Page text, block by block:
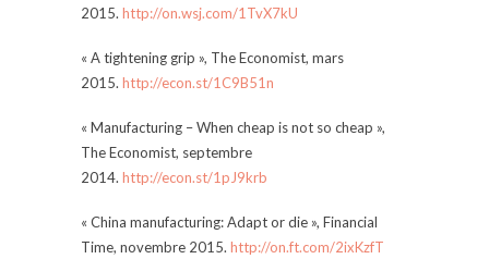
2015. http://on.wsj.com/1TvX7kU
« A tightening grip », The Economist, mars
2015. http://econ.st/1C9B51n
« Manufacturing – When cheap is not so cheap »,
The Economist, septembre
2014. http://econ.st/1pJ9krb
« China manufacturing: Adapt or die », Financial
Time, novembre 2015. http://on.ft.com/2ixKzfT